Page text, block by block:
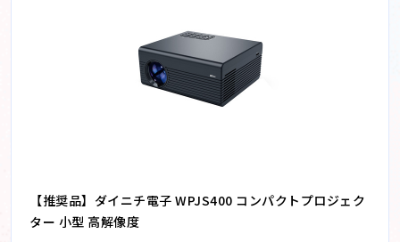
【推奨品】ダイニチ電子 WPJS400 コンパクトプロジェク
ター 小型 高解像度